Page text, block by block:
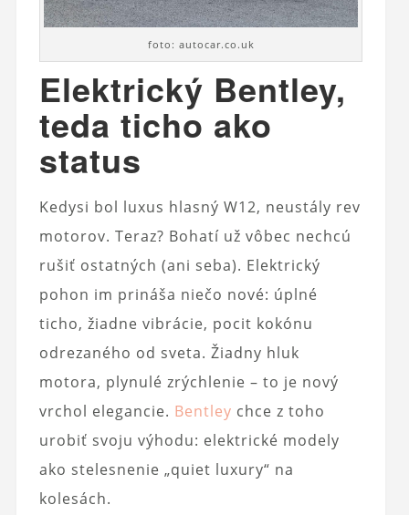
foto: autocar.co.uk
Elektrický Bentley,
teda ticho ako
status
Kedysi bol luxus hlasný W12, neustály rev
motorov. Teraz? Bohatí už vôbec nechcú
rušiť ostatných (ani seba). Elektrický
pohon im prináša niečo nové: úplné
ticho, žiadne vibrácie, pocit kokónu
odrezaného od sveta. Žiadny hluk
motora, plynulé zrýchlenie – to je nový
vrchol elegancie. Bentley chce z toho
urobiť svoju výhodu: elektrické modely
ako stelesnenie „quiet luxury“ na
kolesách.